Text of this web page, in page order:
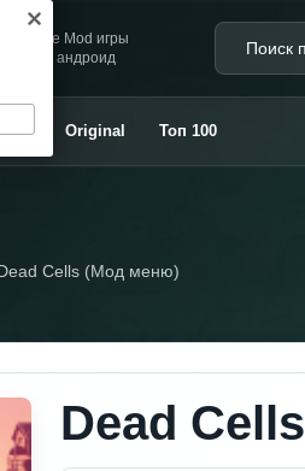
Mod игры
для андроид
Original Топ 100
Cells (Мод меню)
Dead Cells